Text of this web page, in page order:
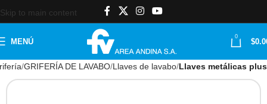
Skip to main content
MENÚ
0
$
GRIFERÍA DE LAVABO Llaves de lavabo Llaves metálicas plus